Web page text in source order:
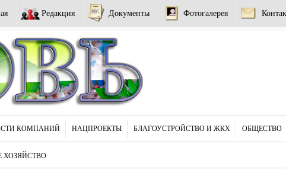
Редакция Документы Фотогалерея
КОМПАНИЙ НАЦПРОЕКТЫ БЛАГОУСТРОЙСТВО И ЖКХ ОБЩЕСТВО
ХОЗЯЙСТВО